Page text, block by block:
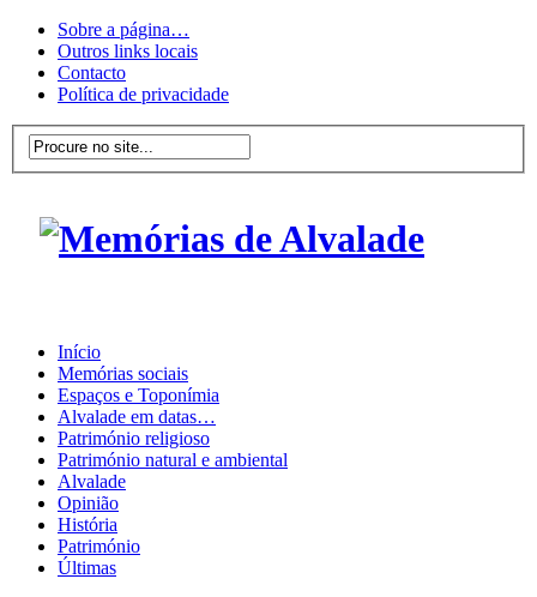
Sobre a página…
Outros links locais
Contacto
Política de privacidade
Início
Memórias sociais
Espaços e Toponímia
Alvalade em datas…
Património religioso
Património natural e ambiental
Alvalade
Opinião
História
Património
Últimas